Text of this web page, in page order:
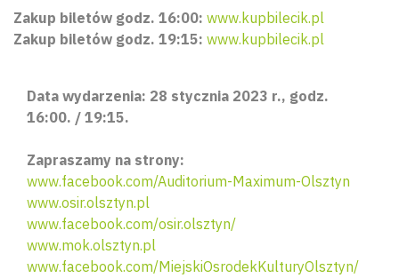
Zakup biletów godz. 16:00: www.kupbilecik.pl
Zakup biletów godz. 19:15: www.kupbilecik.pl
Data wydarzenia: 28 stycznia 2023 r., godz.
16:00. / 19:15.
Zapraszamy na strony:
www.facebook.com/Auditorium-Maximum-Olsztyn
www.osir.olsztyn.pl
www.facebook.com/osir.olsztyn/
www.mok.olsztyn.pl
www.facebook.com/MiejskiOsrodekKulturyOlsztyn/